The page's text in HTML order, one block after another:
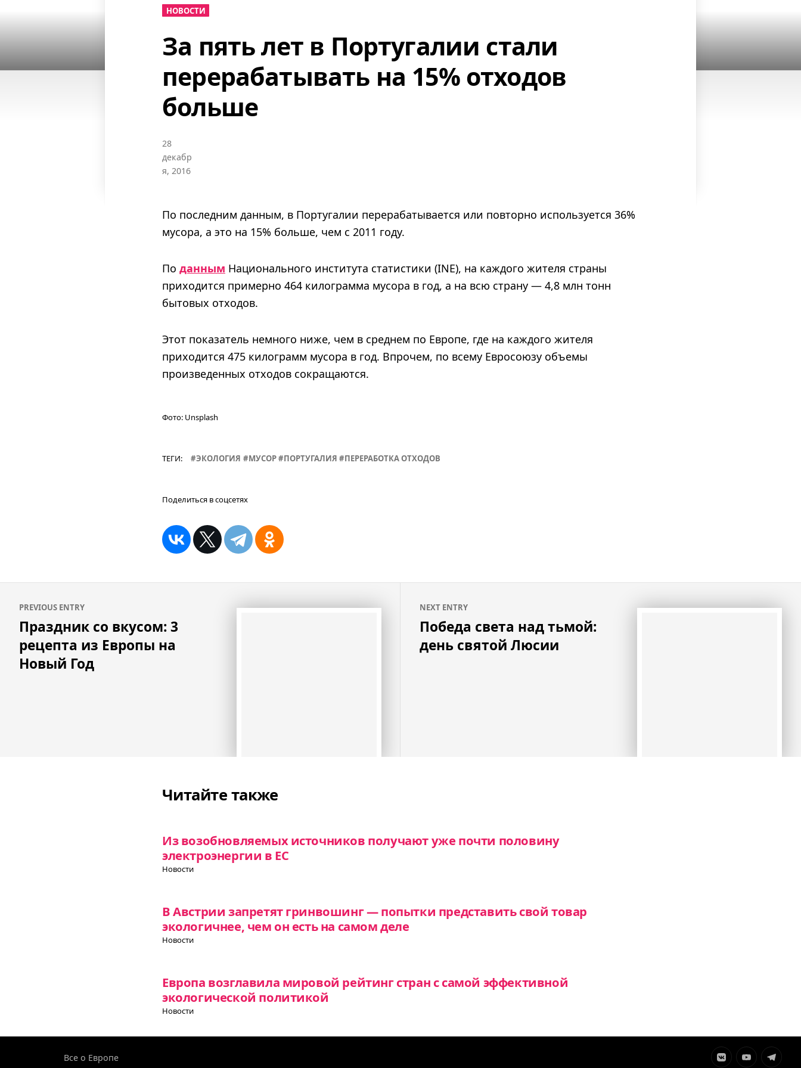
НОВОСТИ
За пять лет в Португалии стали
перерабатывать на 15% отходов
больше
28
декабр
я, 2016
По последним данным, в Португалии перерабатывается или повторно используется 36%
мусора, а это на 15% больше, чем с 2011 году.
По данным Национального института статистики (INE), на каждого жителя страны
приходится примерно 464 килограмма мусора в год, а на всю страну — 4,8 млн тонн
бытовых отходов.
Этот показатель немного ниже, чем в среднем по Европе, где на каждого жителя
приходится 475 килограмм мусора в год. Впрочем, по всему Евросоюзу объемы
произведенных отходов сокращаются.
Фото: Unsplash
ТЕГИ: ЭКОЛОГИЯ МУСОР ПОРТУГАЛИЯ ПЕРЕРАБОТКА ОТХОДОВ
Поделиться в соцсетях
по
записям
PREVIOUS ENTRY
Праздник со вкусом: 3
рецепта из Европы на
Новый Год
NEXT ENTRY
Победа света над тьмой:
день святой Люсии
Читайте также
Из возобновляемых источников получают уже почти половину
электроэнергии в ЕС
Новости
В Австрии запретят гринвошинг — попытки представить свой товар
экологичнее, чем он есть на самом деле
Новости
Европа возглавила мировой рейтинг стран с самой эффективной
экологической политикой
Новости
Все о Европе